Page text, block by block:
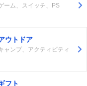
ーム、スイッチ、PS
ウトドア
ャンプ、アクティビティ
フト